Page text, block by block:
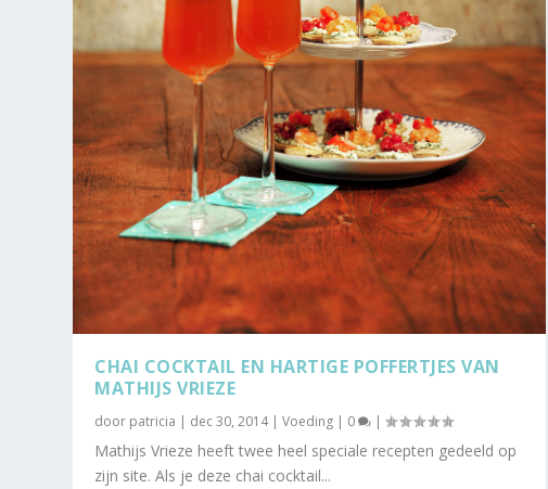
CHAI COCKTAIL EN HARTIGE POFFERTJES VAN
MATHIJS VRIEZE
door patricia | dec 30, 2014|Voeding | 0 |
Mathijs Vrieze heeft twee heel speciale recepten gedeeld op
zijn site. Als je deze chai cocktail...